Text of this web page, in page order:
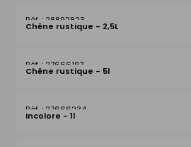
28892823
Chêne rustique - 2,5L
27666197
Chêne rustique - 5l
27666234
Incolore - 1l